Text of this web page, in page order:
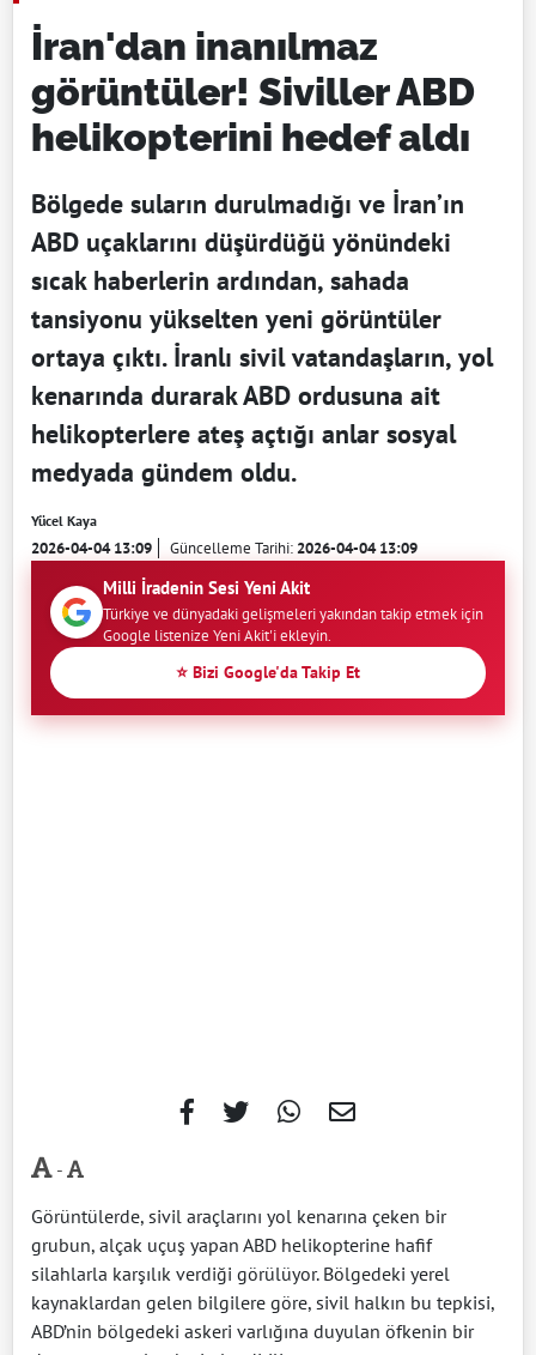
İran'dan inanılmaz
görüntüler! Siviller ABD
helikopterini hedef aldı
Bölgede suların durulmadığı ve İran’ın
ABD uçaklarını düşürdüğü yönündeki
sıcak haberlerin ardından, sahada
tansiyonu yükselten yeni görüntüler
ortaya çıktı. İranlı sivil vatandaşların, yol
kenarında durarak ABD ordusuna ait
helikopterlere ateş açtığı anlar sosyal
medyada gündem oldu.
Yücel Kaya
2026-04-04 13:09 Güncelleme Tarihi:2026-04-04 13:09
Milli İradenin Sesi Yeni Akit
Türkiye ve dünyadaki gelişmeleri yakından takip etmek için
Google listenize Yeni Akit'i ekleyin.
⭐ Bizi Google'da Takip Et
-
Görüntülerde, sivil araçlarını yol kenarına çeken bir
grubun, alçak uçuş yapan ABD helikopterine hafif
silahlarla karşılık verdiği görülüyor. Bölgedeki yerel
kaynaklardan gelen bilgilere göre, sivil halkın bu tepkisi,
ABD’nin bölgedeki askeri varlığına duyulan öfkenin bir